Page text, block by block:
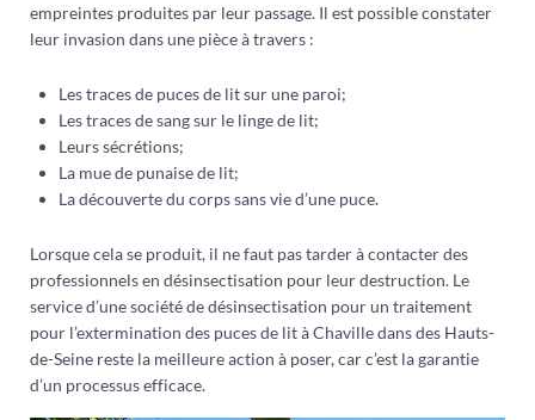
empreintes produites par leur passage. Il est possible constater
leur invasion dans une pièce à travers :
Les traces de puces de lit sur une paroi;
Les traces de sang sur le linge de lit;
Leurs sécrétions;
La mue de punaise de lit;
La découverte du corps sans vie d’une puce.
Lorsque cela se produit, il ne faut pas tarder à contacter des
professionnels en désinsectisation pour leur destruction. Le
service d’une société de désinsectisation pour un traitement
pour l’extermination des puces de lit à Chaville dans des Hauts-
de-Seine reste la meilleure action à poser, car c’est la garantie
d’un processus efficace.